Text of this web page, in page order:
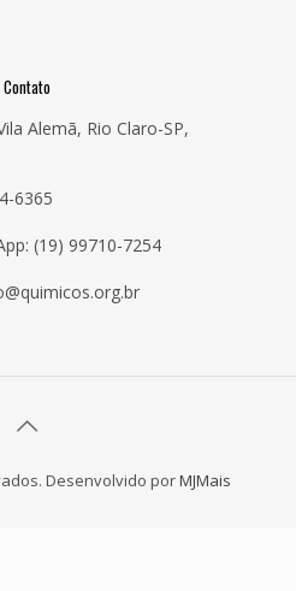
Contato
Alemã, Rio Claro-SP,
6365
(19) 99710-7254
Desenvolvido porMJMais